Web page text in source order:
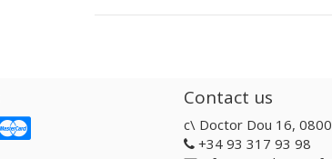
Contact us
c\ Doctor Dou 16,
+34 93 317 93 98